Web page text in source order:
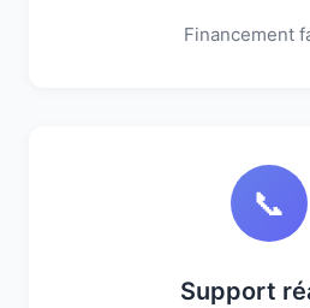
Financement
📞
Support